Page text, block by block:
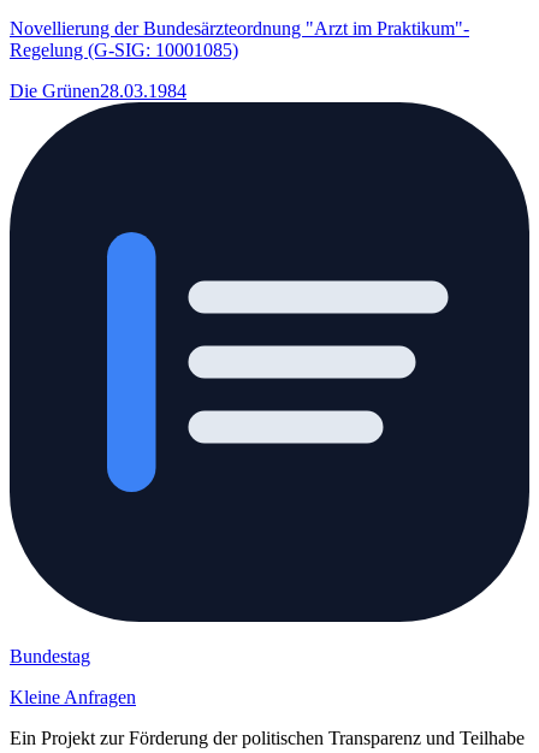
Novellierung der Bundesärzteordnung "Arzt im Praktikum"-
Regelung (G-SIG: 10001085)
Die Grünen28.03.1984
Bundestag
Kleine Anfragen
Ein Projekt zur Förderung der politischen Transparenz und Teilhabe